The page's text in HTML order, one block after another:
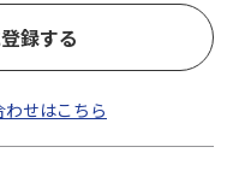
録する
せはこちら